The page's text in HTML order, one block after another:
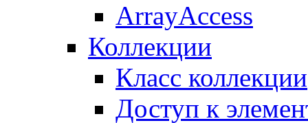
ArrayAccess
Коллекции
Класс коллекции
Доступ к